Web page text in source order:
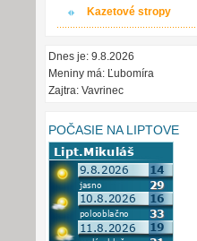
Kazetové stropy
Dnes je: 9.8.2026
Meniny má: Ľubomíra
Zajtra: Vavrinec
POČASIE NA LIPTOVE